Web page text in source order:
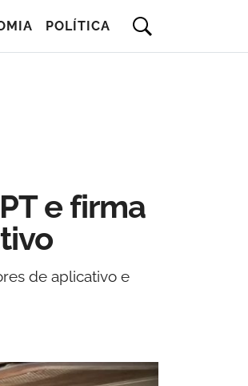
POLÍTICA
e firma
de aplicativo e